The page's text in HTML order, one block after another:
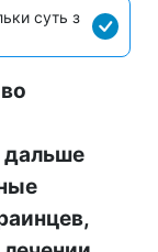
суть з
дальше